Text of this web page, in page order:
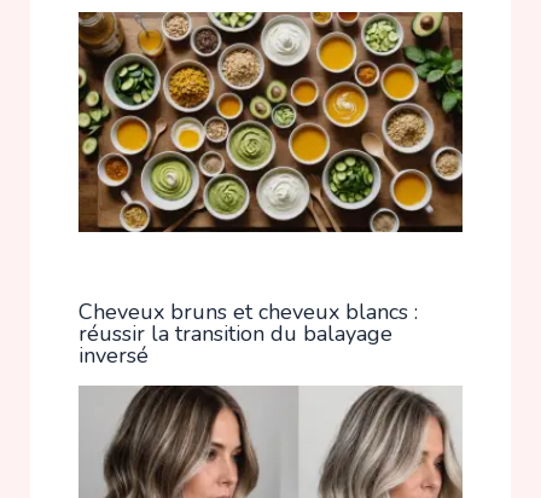
Cheveux bruns et cheveux blancs :
réussir la transition du balayage
inversé